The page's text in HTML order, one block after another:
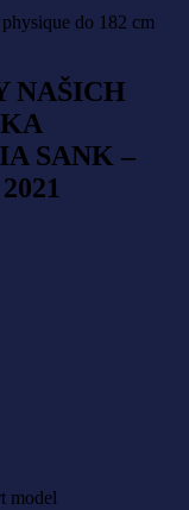
do 182 cm
NAŠICH
SANK –
model